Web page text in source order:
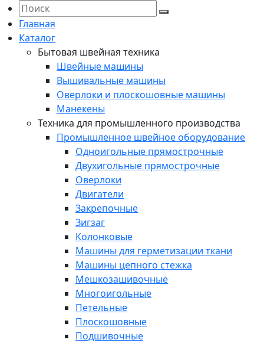
Главная
Каталог
Бытовая швейная техника
Швейные машины
Вышивальные машины
Оверлоки и плоскошовные машины
Манекены
Техника для промышленного производства
Промышленное швейное оборудование
Одноигольные прямострочные
Двухигольные прямострочные
Оверлоки
Двигатели
Закрепочные
Зигзаг
Колонковые
Машины для герметизации ткани
Машины цепного стежка
Мешкозашивочные
Многоигольные
Петельные
Плоскошовные
Подшивочные